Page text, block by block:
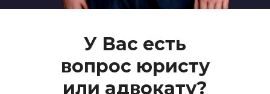
У Вас есть
вопрос юристу
или адвокату?